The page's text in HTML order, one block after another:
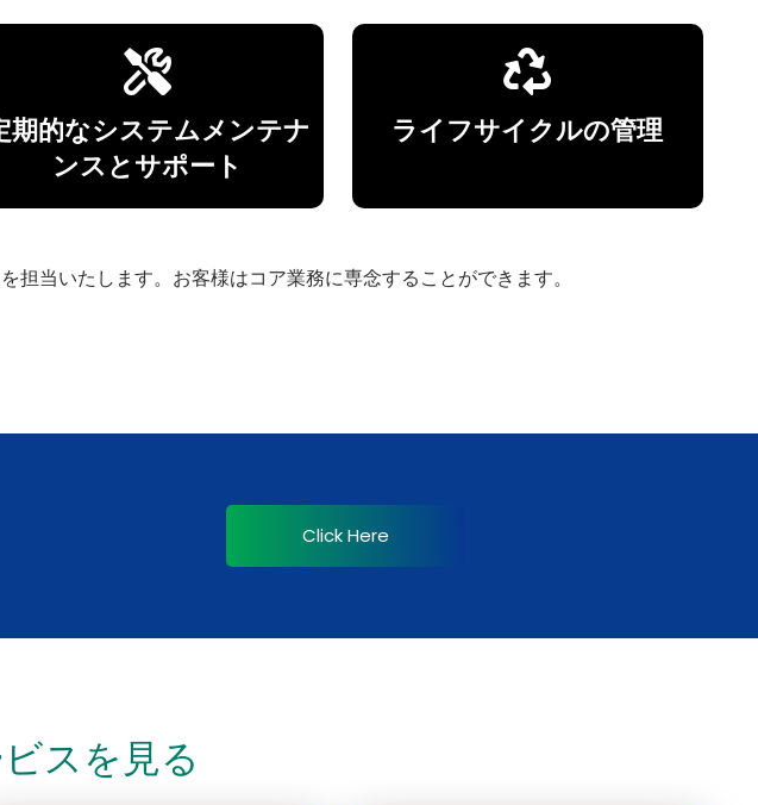
期的なシステムメンテナ
ンスとサポート
ライフサイクルの管理
当いたします。お客様はコア業務に専念することができます。
Click Here
スを見る